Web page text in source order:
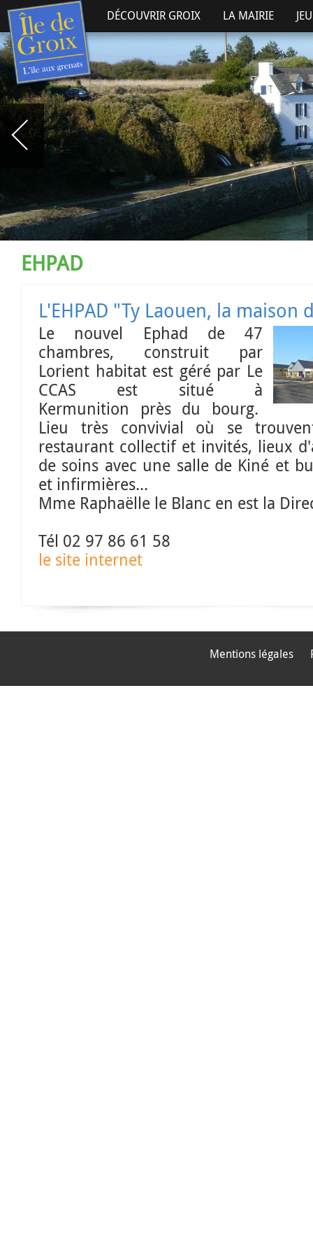
DÉCOUVRIR GROIX LA MAIRIE
EHPAD
L'EHPAD "Ty Laouen, la
Le nouvel Ephad de 47
chambres, construit par
Lorient habitat est géré par Le
CCAS est situé à
Kermunition près du bourg.
Lieu très convivial où se
restaurant collectif et invités, lieux
de soins avec une salle de Kiné et
et infirmières...
Mme Raphaëlle le Blanc en est la
Tél 02 97 86 61 58
le site internet
Mentions légales